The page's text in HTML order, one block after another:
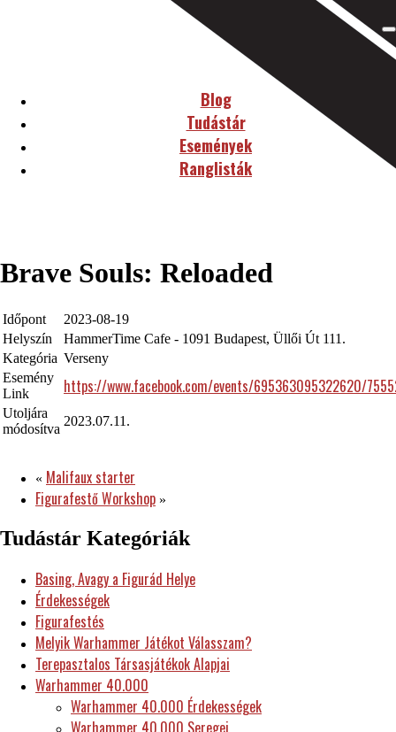
Blog
Tudástár
Események
Ranglisták
Brave Souls: Reloaded
Időpont
2023-08-19
Helyszín
HammerTime Cafe - 1091 Budapest, Üllői Út 111.
Kategória Verseny
Esemény
Link
https://www.facebook.com/events/695363095322620/
Utoljára
módosítva
2023.07.11.
« Malifaux starter
Figurafestő Workshop »
Tudástár Kategóriák
Basing, Avagy a Figurád Helye
Érdekességek
Figurafestés
Melyik Warhammer Játékot Válasszam?
Terepasztalos Társasjátékok Alapjai
Warhammer 40.000
Warhammer 40.000 Érdekességek
Warhammer 40.000 Seregei